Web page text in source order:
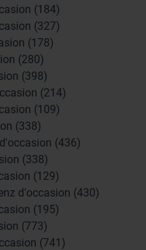
(184)
(327)
(178)
(280)
(398)
(214)
(109)
(338)
(436)
(338)
(129)
d'occasion (430)
(195)
(773)
(741)